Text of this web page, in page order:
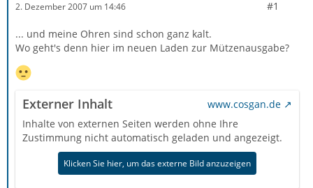
2. Dezember 2007 um 14:46 #1
... und meine Ohren sind schon ganz kalt.
Wo geht's denn hier im neuen Laden zur Mützenausgabe?
Externer Inhalt
www.cosgan.de
Inhalte von externen Seiten werden ohne Ihre
Zustimmung nicht automatisch geladen und angezeigt.
Klicken Sie hier, um das externe Bild anzuzeigen